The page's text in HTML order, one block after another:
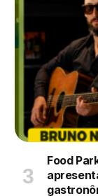
Food